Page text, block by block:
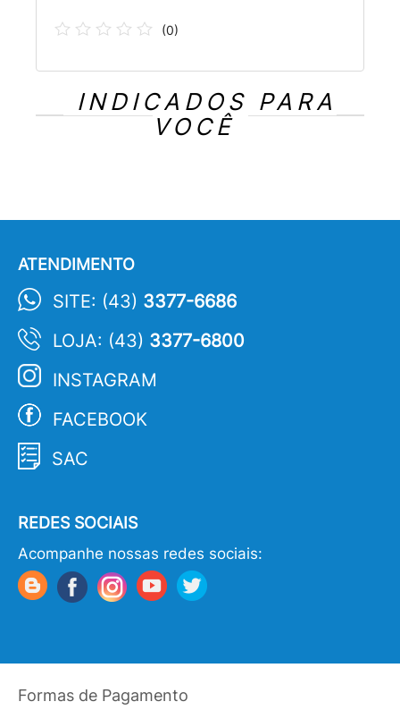
(0)
INDICADOS PARA
VOCÊ
ATENDIMENTO
SITE: (43) 3377-6686
LOJA: (43) 3377-6800
INSTAGRAM
FACEBOOK
SAC
REDES SOCIAIS
Acompanhe nossas redes sociais:
Formas de Pagamento